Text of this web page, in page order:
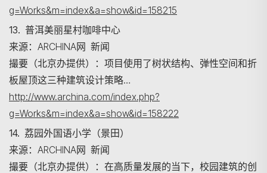
g=Works&m=index&a=show&id=158215
13. 普洱美丽星村咖啡中心
来源：ARCHINA网 新闻
撮要（北京办提供）：项目使用了树状结构、弹性空间和折
板屋顶这三种建筑设计策略…
http://www.archina.com/index.php?
g=Works&m=index&a=show&id=158222
14. 荔园外国语小学（景田）
来源：ARCHINA网 新闻
撮要（北京办提供）：在高质量发展的当下，校园建筑的创